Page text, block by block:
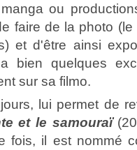
ou
faire de la photo
et d'être ainsi
bien quelques
sur sa filmo.
lui permet de
et le samouraï
fois, il est nommé